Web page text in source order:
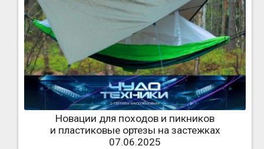
Новации для походов и пикников
и пластиковые ортезы на застежках
07.06.2025